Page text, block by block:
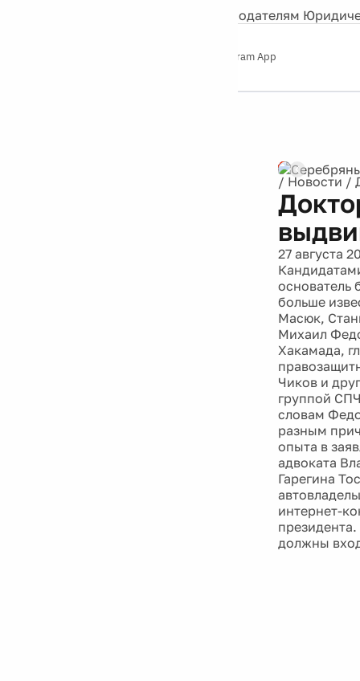
Рекламодателям
Telegram App
/ Новости /
27 августа
основатель
больше
Масюк,
Михаил
Хакамада,
Чиков и
группой
словам
разным
опыта в
адвоката
Гарегина
интернет-
должны